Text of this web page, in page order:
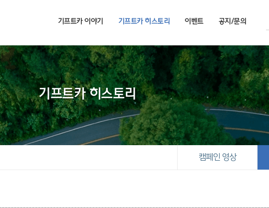
기프트카 이야기 기프트카 히스토리 이벤트 공지/문의
기프트카 히스토리
캠페인 영상